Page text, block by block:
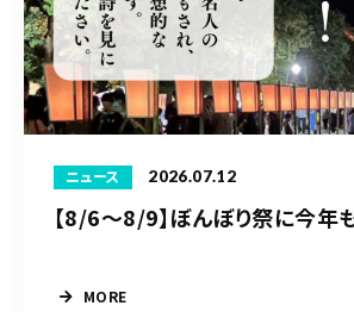
ニュース 2026.07.12
【8/6〜8/9】ぼんぼり祭に今年
MORE